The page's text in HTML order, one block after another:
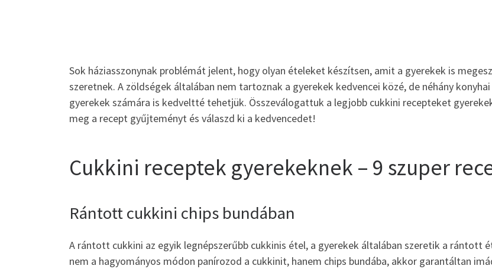
Sok háziasszonynak problémát jelent, hogy olyan ételeket készítsen, amit a gyerekek is
szeretnek. A zöldségek általában nem tartoznak a gyerekek kedvencei közé, de néhány
gyerekek számára is kedveltté tehetjük. Összeválogattuk a legjobb cukkini recepteket
meg a recept gyűjteményt és válaszd ki a kedvencedet!
Cukkini receptek gyerekeknek – 9 szuper
Rántott cukkini chips bundában
A rántott cukkini az egyik legnépszerűbb cukkinis étel, a gyerekek általában szeretik a rántott
nem a hagyományos módon panírozod a cukkinit, hanem chips bundába, akkor garantáltan